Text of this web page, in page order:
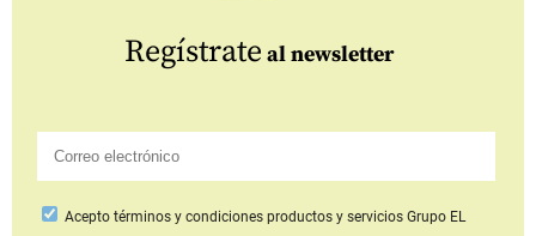
Regístrate al newsletter
Aceptotérminos y condiciones productos y serviciosGrupo EL